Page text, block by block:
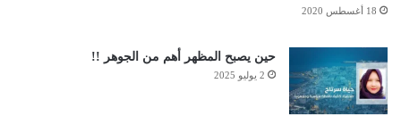
18 أغسطس 2020
حين يصبح المظهر أهم من الجوهر !!
2 يوليو 2025